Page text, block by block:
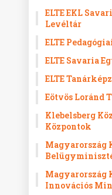
ELTE EKL
Levéltár
ELTE
ELTE Savaria
ELTE
Eötvös Loránd
Klebelsberg
Központok
Magyarország
Magyarország
Innovációs